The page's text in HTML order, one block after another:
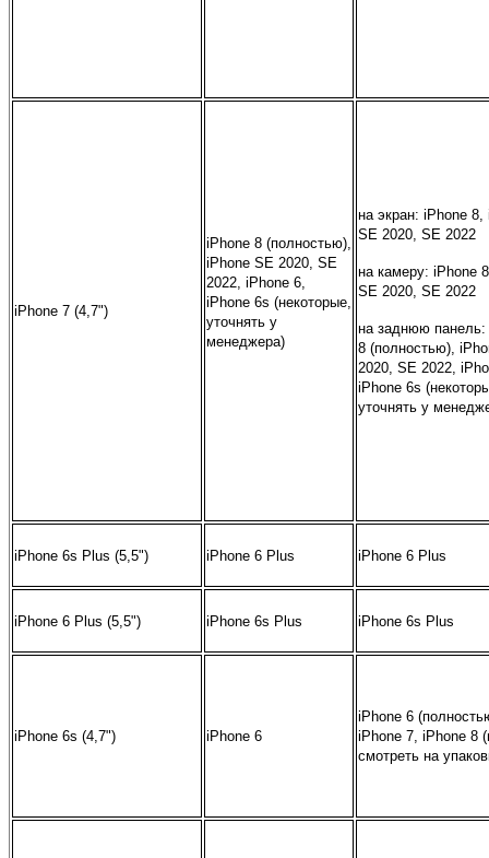
iPhone 7 (4,7")
iPhone 8 (полностью),
iPhone SE 2020, SE
2022, iPhone 6,
iPhone 6s (некоторые,
уточнять у
менеджера)
на экран: iPhone 8,
SE 2020, SE 2022
на камеру: iPhone
SE 2020, SE 2022
на заднюю панель:
8 (полностью),
2020, SE 2022,
iPhone 6s
уточнять у
iPhone 6s Plus (5,5") iPhone 6 Plus iPhone 6 Plus
iPhone 6 Plus (5,5") iPhone 6s Plus iPhone 6s Plus
iPhone 6s (4,7") iPhone 6
iPhone 6
iPhone 7, iPhone 8
смотреть на